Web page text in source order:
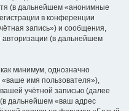
(в дальнейшем «анонимные
в конференции
запись») и сообщения,
авторизации (в дальнейшем
минимум, однозначно
имя пользователя»),
учётной записью (далее
дальнейшем «ваш адрес